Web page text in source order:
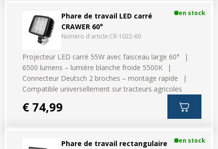
Phare de travail LED carré
CRAWER 60°
Numéro d'article:CR-1022-60
en stock
Projecteur LED carré 55W avec faisceau large 60°
6500 lumens – lumière blanche froide 5500K
Connecteur Deutsch 2 broches – montage rapide
Compatible universellement sur tracteurs agricoles
€ 74,99
Phare de travail rectangulaire
en stock